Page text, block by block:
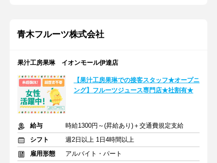
青木フルーツ株式会社
果汁工房果琳 イオンモール伊達店
【果汁工房果琳での接客スタッフ★オープニ
ング】フルーツジュース専門店★社割有★
給与
時給1300円～(昇給あり)＋交通費規定支給
シフト
週2日以上 1日4時間以上
雇用形態
アルバイト・パート